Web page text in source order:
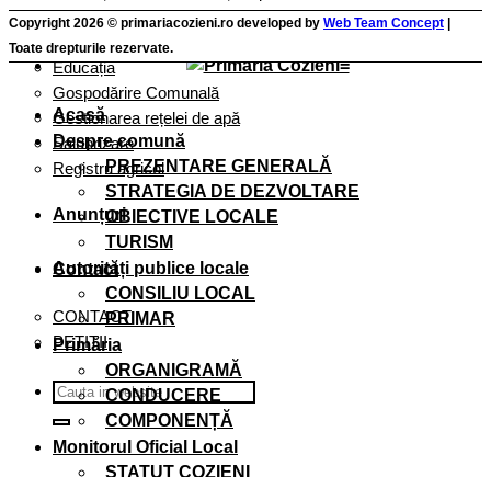
Cereri și Formulare Registru Agricol
Cereri și formulare Urbanism
Educația
Gospodărire Comunală
Gestionarea rețelei de apă
Salubrizare
Registru agricol
Anunțuri
Contact
CONTACT
PETIȚII
Copyright 2026 © primariacozieni.ro developed by Web Team Concept
Toate drepturile rezervate.
Acasă
Despre comună
PREZENTARE GENERALĂ
STRATEGIA DE DEZVOLTARE
OBIECTIVE LOCALE
TURISM
Autorități publice locale
CONSILIU LOCAL
PRIMAR
Primăria
ORGANIGRAMĂ
CONDUCERE
COMPONENȚĂ
Monitorul Oficial Local
STATUT COZIENI